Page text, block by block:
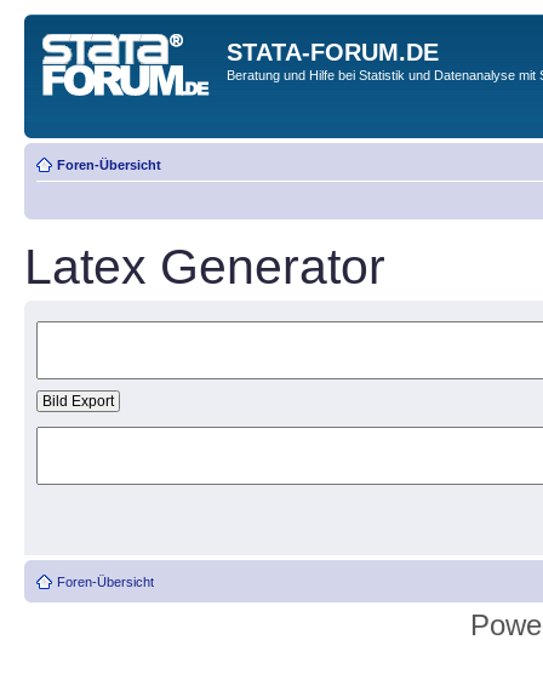
STATA-FORUM.DE
Beratung und Hilfe bei Statistik und Datenanalyse mit
Foren-Übersicht
Latex Generator
Foren-Übersicht